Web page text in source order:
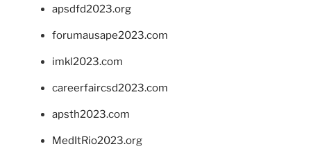
apsdfd2023.org
forumausape2023.com
imkl2023.com
careerfaircsd2023.com
apsth2023.com
MedItRio2023.org